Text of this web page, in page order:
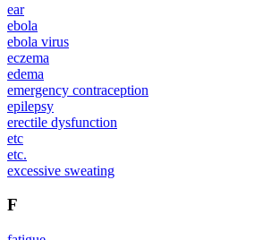
ear
ebola
ebola virus
eczema
edema
emergency contraception
epilepsy
erectile dysfunction
etc
etc.
excessive sweating
F